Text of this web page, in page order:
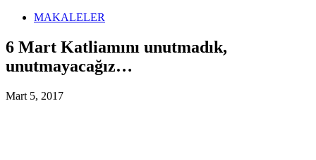
MAKALELER
6 Mart Katliamını unutmadık,
unutmayacağız…
Mart 5, 2017